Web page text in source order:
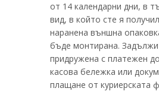
от 14 календарни дни, в
вид, в който сте я
наранена външна
бъде монтирана.
придружена с платежен
касова бележка или
плащане от куриерската